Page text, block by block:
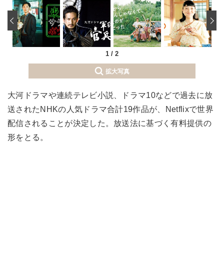
1 / 2
‹
拡大写真
大河ドラマや連続テレビ小説、ドラマ10などで過去に放
送されたNHKの人気ドラマ合計19作品が、Netflixで世界
配信されることが決定した。放送法に基づく有料提供の
形をとる。